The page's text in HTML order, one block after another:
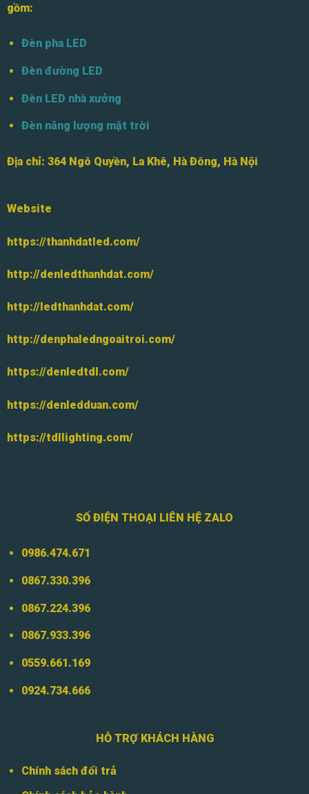
gồm:
Đèn pha LED
Đèn đường LED
Đèn LED nhà xưởng
Đèn năng lượng mặt trời
Địa chỉ: 364 Ngô Quyền, La Khê, Hà Đông, Hà Nội
Website
https://thanhdatled.com/
http://denledthanhdat.com/
http://ledthanhdat.com/
http://denphaledngoaitroi.com/
https://denledtdl.com/
https://denledduan.com/
https://tdllighting.com/
SỐ ĐIỆN THOẠI LIÊN HỆ ZALO
0986.474.671
0867.330.396
0867.224.396
0867.933.396
0559.661.169
0924.734.666
HỖ TRỢ KHÁCH HÀNG
Chính sách đổi trả